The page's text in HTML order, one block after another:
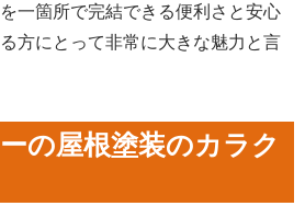
一箇所で完結できる便利さと安心
方にとって非常に大きな魅力と言
の屋根塗装のカラク